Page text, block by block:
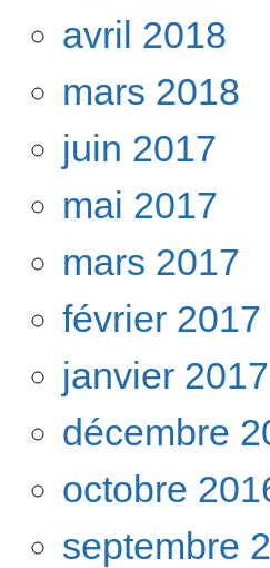
avril 2018
mars 2018
juin 2017
mai 2017
mars 2017
février 2017
janvier 2017
décembre
octobre
septembre